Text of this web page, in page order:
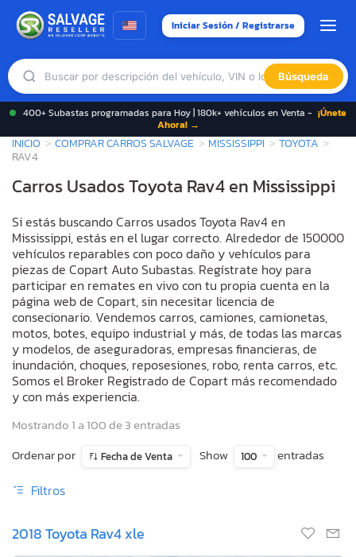
Iniciar Sesión / Registrarse
Búsqueda
400+ Subastas programadas para Hoy | 180k+ vehículos en Venta - ¡Únete
Ahora! →
INICIO COMPRAR CARROS SALVAGE MISSISSIPPI
TOYOTA
RAV4
Carros Usados Toyota Rav4 en Mississippi
Si estás buscando Carros usados Toyota Rav4 en
Mississippi, estás en el lugar correcto. Alrededor de 150000
vehículos reparables con poco daño y vehículos para
piezas de Copart Auto Subastas. Regístrate hoy para
participar en remates en vivo con tu propia cuenta en la
página web de Copart, sin necesitar licencia de
consecionario. Vendemos carros, camiones, camionetas,
motos, botes, equipo industrial y más, de todas las marcas
y modelos, de aseguradoras, empresas financieras, de
inundación, choques, reposesiones, robo, renta carros, etc.
Somos el Broker Registrado de Copart más recomendado
y con más experiencia.
Mostrando 1 a 100 de 3 entradas
Ordenar por
Fecha de Venta Show 100 entradas
Filtros
2018 Toyota Rav4 xle